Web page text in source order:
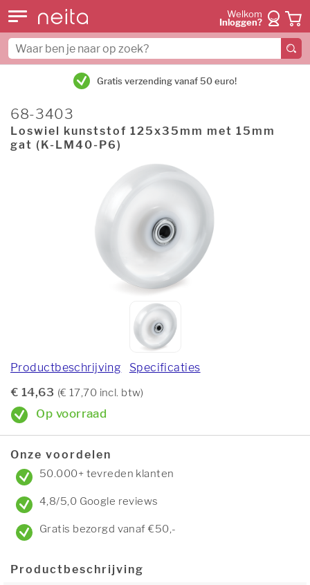
Welkom
Inloggen?
Gratis verzending vanaf 50 euro!
68-3403
Loswiel kunststof 125x35mm met 15mm
gat (K-LM40-P6)
Productbeschrijving Specificaties
€ 14,63 (€ 17,70 incl. btw)
Op voorraad
Onze voordelen
50.000+ tevreden klanten
4,8/5,0 Google reviews
Gratis bezorgd vanaf €50,-
Productbeschrijving